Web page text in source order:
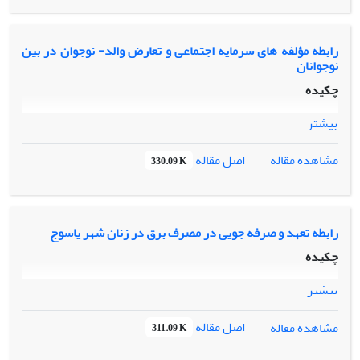
رابطه مؤلفه های سرمایه اجتماعی و تعارض والد- نوجوان در بین
نوجوانان
چکیده
بیشتر
مشاهده مقاله
اصل مقاله 330.09 K
رابطه تعهد و صرفه جویی در مصرف برق در زنان شهر یاسوج
چکیده
بیشتر
مشاهده مقاله
اصل مقاله 311.09 K